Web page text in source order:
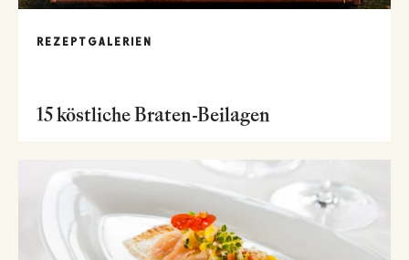
REZEPTGALERIEN
15 köstliche Braten-Beilagen